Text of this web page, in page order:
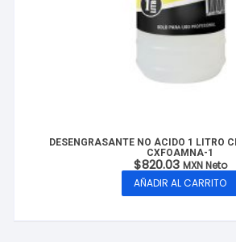
DESENGRASANTE NO ÁCIDO 1 LITRO
CXFOAMNA-1
$820.03 MXN Neto
AÑADIR AL CARRITO